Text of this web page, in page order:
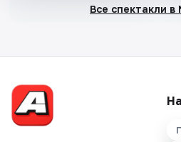
Все спектакли в